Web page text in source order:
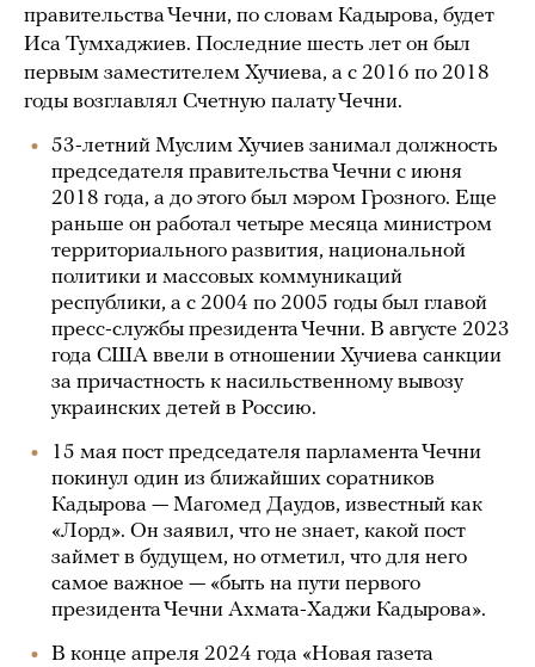
правительства Чечни, по словам Кадырова, будет
Иса Тумхаджиев. Последние шесть лет он был
первым заместителем Хучиева, а с 2016 по 2018
годы возглавлял Счетную палату Чечни.
53-летний Муслим Хучиев занимал должность
председателя правительства Чечни с июня
2018 года, а до этого был мэром Грозного. Еще
раньше он работал четыре месяца министром
территориального развития, национальной
политики и массовых коммуникаций
республики, а с 2004 по 2005 годы был главой
пресс-службы президента Чечни. В августе 2023
года США ввели в отношении Хучиева санкции
за причастность к насильственному вывозу
украинских детей в Россию.
15 мая пост председателя парламента Чечни
покинул один из ближайших соратников
Кадырова — Магомед Даудов, известный как
«Лорд». Он заявил, что не знает, какой пост
займет в будущем, но отметил, что для него
самое важное — «быть на пути первого
президента Чечни Ахмата-Хаджи Кадырова».
В конце апреля 2024 года «Новая газета